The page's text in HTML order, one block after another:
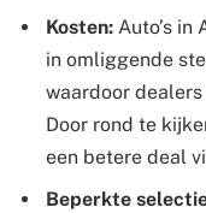
Kosten: Auto’s in
in omliggende
waardoor
Door rond te
een betere deal
Beperkte